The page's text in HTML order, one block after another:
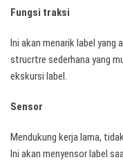
Fungsi traksi
Ini akan menarik label yang
strucrtre sederhana yang
ekskursi label.
Sensor
Mendukung kerja lama,
Ini akan menyensor label